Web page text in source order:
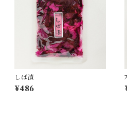
しば漬
¥486